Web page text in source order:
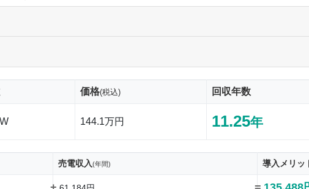
価格(税込) 回収年数
144.1万円 11.25年
売電収入(年間) 導入メリッ